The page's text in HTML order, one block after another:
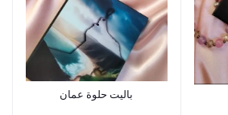
باليت حلوة عمان